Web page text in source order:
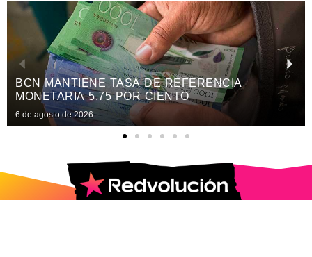
DE REFERENCIA
POR CIENTO
CANDIDATAS A
PARTICIPARÁN
6 de agosto de 2026